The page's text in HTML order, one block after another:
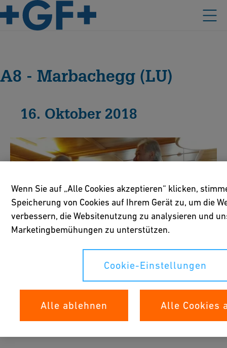
A8 - Marbachegg (LU)
16. Oktober 2018
2/19
Wenn Sie auf „Alle Cookies akzeptieren“ klicken,
Speicherung von Cookies auf Ihrem Gerät zu, um die
verbessern, die Websitenutzung zu analysieren und
Marketingbemühungen zu unterstützen.
Cookie-Einstellungen
Alle ablehnen Alle Cookies